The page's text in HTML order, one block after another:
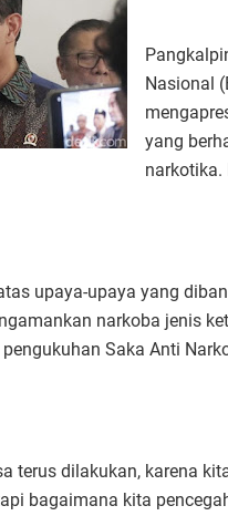
Nasional
yang
narkotika.
upaya-upaya yang
narkoba jenis
Saka Anti
terus dilakukan, karena
bagaimana kita